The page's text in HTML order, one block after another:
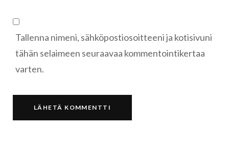
Tallenna nimeni, sähköpostiosoitteeni ja kotisivuni
tähän selaimeen seuraavaa kommentointikertaa
varten.